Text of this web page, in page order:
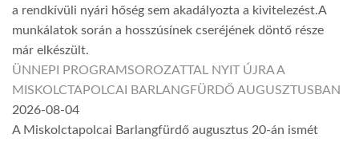
a rendkívüli nyári hőség sem akadályozta a kivitelezést.A
munkálatok során a hosszúsínek cseréjének döntő része
már elkészült.
ÜNNEPI PROGRAMSOROZATTAL NYIT ÚJRA A
MISKOLCTAPOLCAI BARLANGFÜRDŐ AUGUSZTUSBAN
2026-08-04
A Miskolctapolcai Barlangfürdő augusztus 20-án ismét